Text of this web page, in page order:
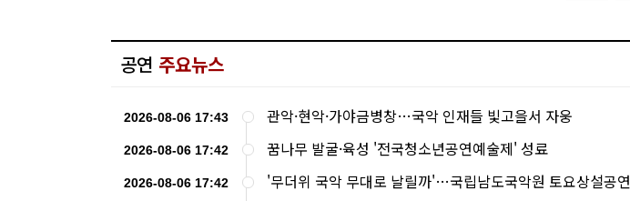
공연 주요뉴스
2026-08-06 17:43 관악·현악·가야금병창…국악 인재들 빛고을서 자웅
2026-08-06 17:42 꿈나무 발굴·육성 '전국청소년공연예술제' 성료
2026-08-06 17:42 '무더위 국악 무대로 날릴까'…국립남도국악원 토요상설공연